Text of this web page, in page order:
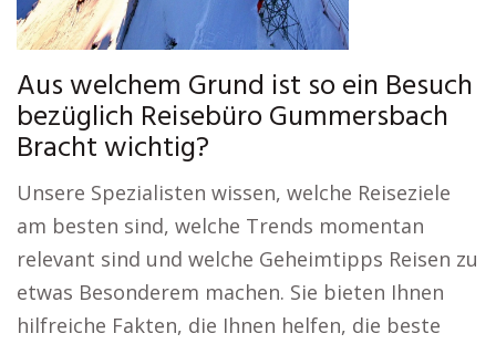
Aus welchem Grund ist so ein Besuch
bezüglich Reisebüro Gummersbach
Bracht wichtig?
Unsere Spezialisten wissen, welche Reiseziele
am besten sind, welche Trends momentan
relevant sind und welche Geheimtipps Reisen zu
etwas Besonderem machen. Sie bieten Ihnen
hilfreiche Fakten, die Ihnen helfen, die beste